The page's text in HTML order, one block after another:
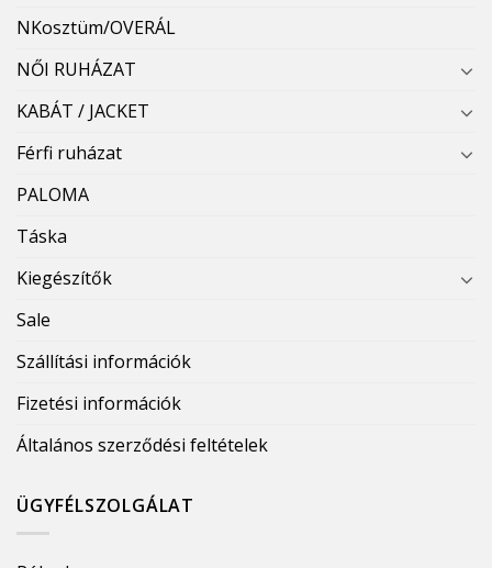
NKosztüm/OVERÁL
NŐI RUHÁZAT
KABÁT / JACKET
Férfi ruházat
PALOMA
Táska
Kiegészítők
Sale
Szállítási információk
Fizetési információk
Általános szerződési feltételek
ÜGYFÉLSZOLGÁLAT